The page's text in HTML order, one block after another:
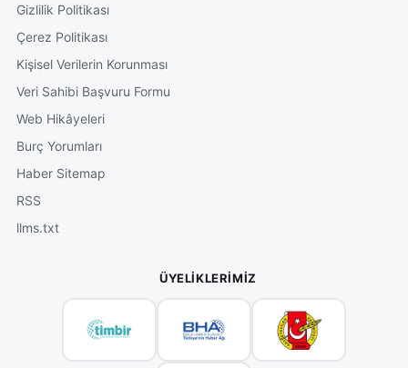
Gizlilik Politikası
Çerez Politikası
Kişisel Verilerin Korunması
Veri Sahibi Başvuru Formu
Web Hikâyeleri
Burç Yorumları
Haber Sitemap
RSS
llms.txt
ÜYELIKLERIMIZ